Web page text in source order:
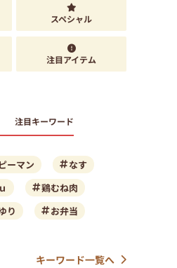
スペシャル
注目アイテム
注目キーワード
ピーマン
なす
鶏むね肉
り
お弁当
キーワード一覧へ